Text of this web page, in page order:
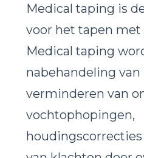
Medical taping is
voor het tapen met
Medical taping
nabehandeling van
verminderen van
vochtophopingen,